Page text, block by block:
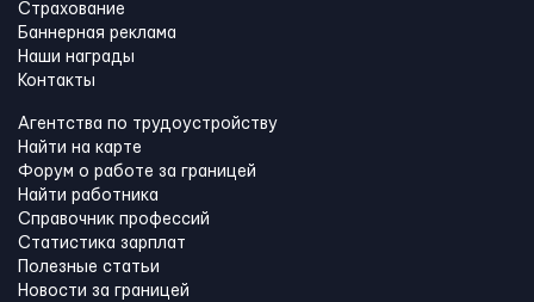
Страхование
Баннерная реклама
Наши награды
Контакты
Агентства по трудоустройству
Найти на карте
Форум о работе за границей
Найти работника
Справочник профессий
Статистика зарплат
Полезные статьи
Новости за границей